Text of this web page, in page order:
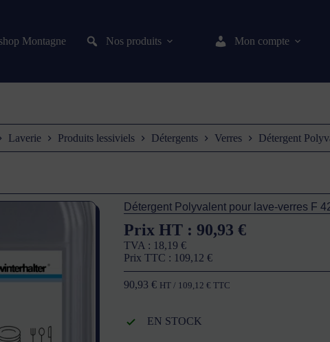
Montagne Nos produits Mon compte
Laverie Produits lessiviels Détergents Verres Détergent
Détergent Polyvalent pour lave-verres F
Prix HT : 90,93€
TVA : 18,19€
Prix TTC : 109,12€
90,93€ HT / 109,12€ TTC
EN STOCK